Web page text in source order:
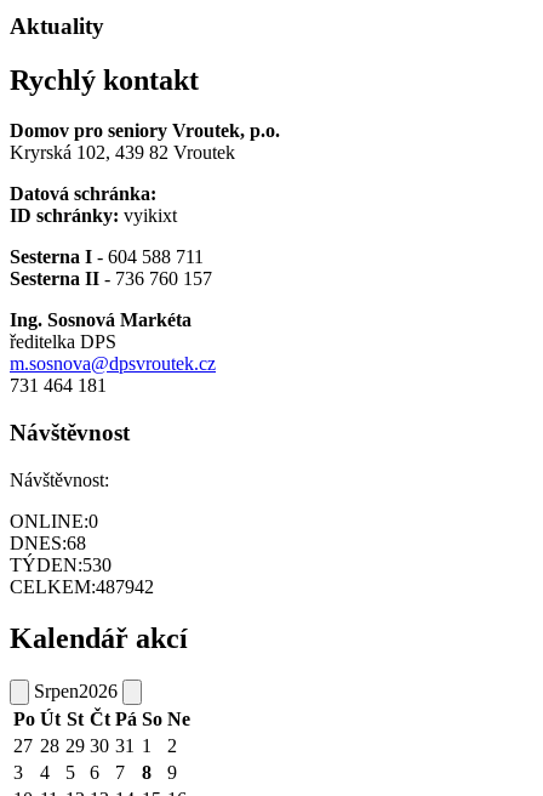
Aktuality
Rychlý kontakt
Domov pro seniory Vroutek, p.o.
Kryrská 102, 439 82 Vroutek
Datová schránka:
ID schránky: vyikixt
Sesterna I - 604 588 711
Sesterna II - 736 760 157
Ing. Sosnová Markéta
ředitelka DPS
m.sosnova@dpsvroutek.cz
731 464 181
Návštěvnost
Návštěvnost:
ONLINE:0
DNES:68
TÝDEN:530
CELKEM:487942
Kalendář akcí
Srpen2026
Po Út St Čt Pá So Ne
27 28 29 30 31 1
2
3
4 5 6 7 8
9